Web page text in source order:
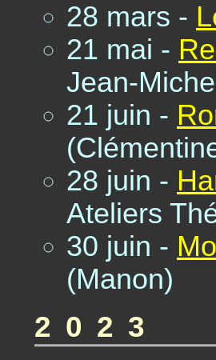
28 mars -
21 mai -
Jean-
21 juin -
28 juin -
Ateliers
30 juin -
(Manon)
2023